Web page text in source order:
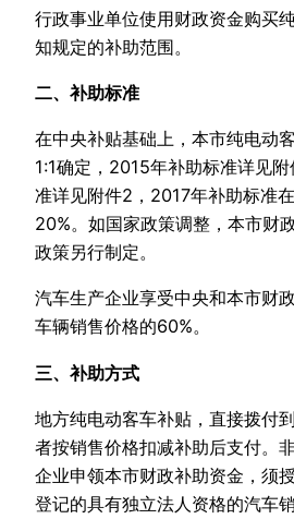
行政事业单位使用财政资金购买
知规定的补助范围。
二、补助标准
在中央补贴基础上，本市纯电动
1:1确定，2015年补助标准详见
准详见附件2，2017年补助标准
20%。如国家政策调整，本市财
政策另行制定。
汽车生产企业享受中央和本市财
车辆销售价格的60%。
三、补助方式
地方纯电动客车补贴，直接拨付
者按销售价格扣减补助后支付。
企业申领本市财政补助资金，须
登记的具有独立法人资格的汽车